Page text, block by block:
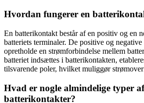
Hvordan fungerer en
En batterikontakt består af en positiv og en
batteriets terminaler. De positive og
opretholde en strømforbindelse mellem
batteriet indsættes i batterikontakten,
tilsvarende poler, hvilket muliggør
Hvad er nogle almindelige typer af
batterikontakter?